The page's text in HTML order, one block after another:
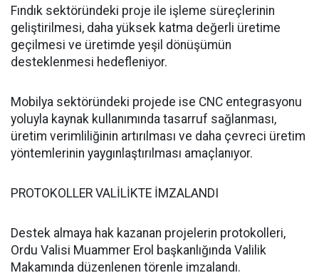
Fındık sektöründeki proje ile işleme süreçlerinin
geliştirilmesi, daha yüksek katma değerli üretime
geçilmesi ve üretimde yeşil dönüşümün
desteklenmesi hedefleniyor.
Mobilya sektöründeki projede ise CNC entegrasyonu
yoluyla kaynak kullanımında tasarruf sağlanması,
üretim verimliliğinin artırılması ve daha çevreci üretim
yöntemlerinin yaygınlaştırılması amaçlanıyor.
PROTOKOLLER VALİLİKTE İMZALANDI
Destek almaya hak kazanan projelerin protokolleri,
Ordu Valisi Muammer Erol başkanlığında Valilik
Makamında düzenlenen törenle imzalandı.